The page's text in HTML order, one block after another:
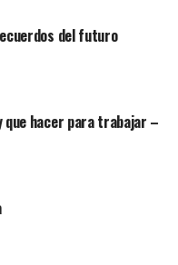
del futuro
que hacer para trabajar –